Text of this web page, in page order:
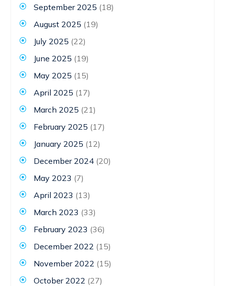
September 2025 (18)
August 2025 (19)
July 2025 (22)
June 2025 (19)
May 2025 (15)
April 2025 (17)
March 2025 (21)
February 2025 (17)
January 2025 (12)
December 2024(20)
May 2023 (7)
April 2023 (13)
March 2023 (33)
February 2023 (36)
December 2022 (15)
November 2022 (15)
October 2022 (27)